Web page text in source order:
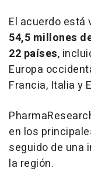
El acuerdo está
54,5 millones
22 países,
Europa
Francia, Italia y
en los
seguido de una
la región.